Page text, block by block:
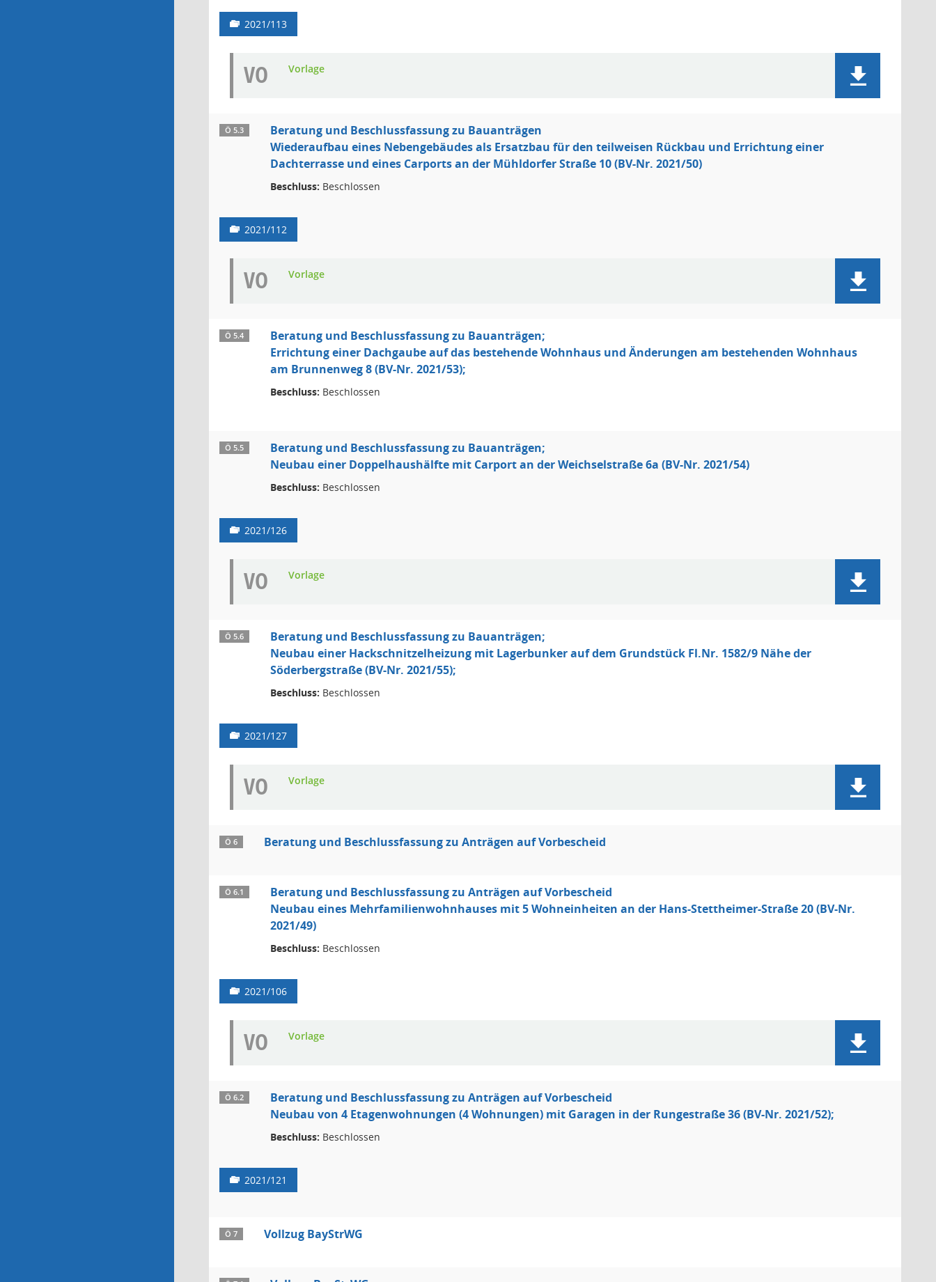
2021/113
VO Vorlage
Ö 5.3
Beratung und Beschlussfassung zu Bauanträgen
Wiederaufbau eines Nebengebäudes als Ersatzbau für den teilweisen Rückbau und Errichtung einer
Dachterrasse und eines Carports an der Mühldorfer Straße 10 (BV-Nr. 2021/50)
Beschluss: Beschlossen
2021/112
VO Vorlage
Ö 5.4
Beratung und Beschlussfassung zu Bauanträgen;
Errichtung einer Dachgaube auf das bestehende Wohnhaus und Änderungen am bestehenden Wohnhaus
am Brunnenweg 8 (BV-Nr. 2021/53);
Beschluss: Beschlossen
Ö 5.5
Beratung und Beschlussfassung zu Bauanträgen;
Neubau einer Doppelhaushälfte mit Carport an der Weichselstraße 6a (BV-Nr. 2021/54)
Beschluss: Beschlossen
2021/126
VO Vorlage
Ö 5.6
Beratung und Beschlussfassung zu Bauanträgen;
Neubau einer Hackschnitzelheizung mit Lagerbunker auf dem Grundstück Fl.Nr. 1582/9 Nähe der
Söderbergstraße (BV-Nr. 2021/55);
Beschluss: Beschlossen
2021/127
VO Vorlage
Ö 6 Beratung und Beschlussfassung zu Anträgen auf Vorbescheid
Ö 6.1
Beratung und Beschlussfassung zu Anträgen auf Vorbescheid
Neubau eines Mehrfamilienwohnhauses mit 5 Wohneinheiten an der Hans-Stettheimer-Straße 20 (BV-Nr.
2021/49)
Beschluss: Beschlossen
2021/106
VO Vorlage
Ö 6.2
Beratung und Beschlussfassung zu Anträgen auf Vorbescheid
Neubau von 4 Etagenwohnungen (4 Wohnungen) mit Garagen in der Rungestraße 36 (BV-Nr. 2021/52);
Beschluss: Beschlossen
2021/121
Ö 7 Vollzug BayStrWG